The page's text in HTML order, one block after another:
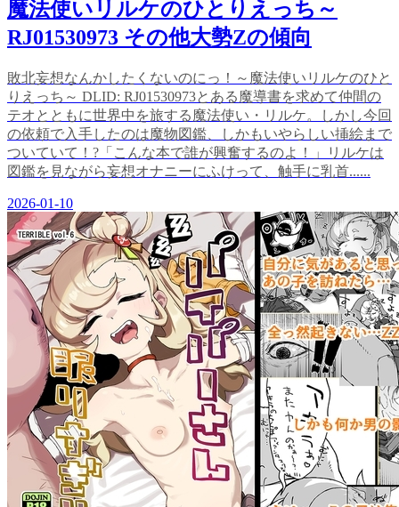
魔法使いリルケのひとりえっち～
RJ01530973 その他大勢Zの傾向
敗北妄想なんかしたくないのにっ！～魔法使いリルケのひと
りえっち～ DLID: RJ01530973とある魔導書を求めて仲間の
テオとともに世界中を旅する魔法使い・リルケ。しかし今回
の依頼で入手したのは魔物図鑑、しかもいやらしい挿絵まで
ついていて！?「こんな本で誰が興奮するのよ！」リルケは
図鑑を見ながら妄想オナニーにふけって、触手に乳首......
2026-01-10